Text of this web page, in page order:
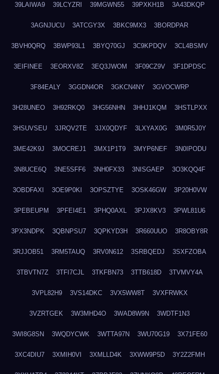
39LAIWA9 39LCYZRI 39MGWN55 39PXKH1B 3A43DKQP
3AGNJUCU 3ATCGY3X 3BKC9MX3 3BORDPAR
3BVH0QRQ 3BWP93L1 3BYQ70GJ 3C9KPDQV 3CL4BSMV
3EIFINEE 3EORXV8Z 3EQ3JWOM 3F09CZ9V 3F1DPDSC
3F84EALY 3GGDN4OR 3GKCN4NY 3GVOCWRP
3H28UNEO 3H92RKQ0 3HG56NHN 3HHJ1KQM 3HSTLPXX
3HSUVSEU 3JRQV2TE 3JX0QDYF 3LXYAX0G 3M0R5J0Y
3ME42K9J 3MOCREJ1 3MX1P1T9 3MYP6NEF 3N0IPODU
3N8UCE6Q 3NE5SFF6 3NH0FX33 3NISGAEP 3O3KQQ4F
3OBDFAXI 3OE9P0KI 3OPSZTYE 3OSK46GW 3P20H0VW
3PEBEUPM 3PFEI4E1 3PHQ0AXL 3PJX8KV3 3PWL81U6
3PX3NDPK 3QBNPSU7 3QPKYD3H 3R660UUO 3R8OBY8R
3RJJOB51 3RM5TAUQ 3RV0N612 3SRBQEDJ 3SXFZOBA
3TBVTN7Z 3TFI7CJL 3TKFBN73 3TTB618D 3TVMVY4A
3VPL82H9 3VS14DKC 3VX5WW8T 3VXFRWKX
3VZRTGEK 3W3MHD4O 3WAD8W9N 3WDTF1N3
3WI8G8SN 3WQDYCWK 3WTTA97N 3WU70G19 3X71FE60
3XC4DIU7 3XMIH0VI 3XMLLD4K 3XWW9P5D 3Y2Z2FMH